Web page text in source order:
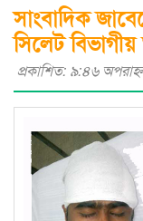
সাংবাদিক
সিলেট বিভাগীয়
প্রকাশিত: ৯:৪৬